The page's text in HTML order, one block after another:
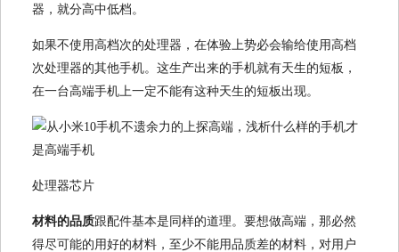
器，就分高中低档。
如果不使用高档次的处理器，在体验上势必会输给使用高档
次处理器的其他手机。这生产出来的手机就有天生的短板，
在一台高端手机上一定不能有这种天生的短板出现。
处理器芯片
材料的品质跟配件基本是同样的道理。要想做高端，那必然
得尽可能的用好的材料，至少不能用品质差的材料，对用户